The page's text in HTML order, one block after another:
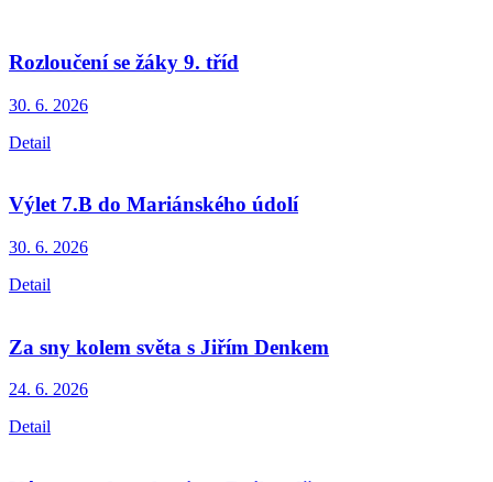
Rozloučení se žáky 9. tříd
30. 6. 2026
Detail
Výlet 7.B do Mariánského údolí
30. 6. 2026
Detail
Za sny kolem světa s Jiřím Denkem
24. 6. 2026
Detail